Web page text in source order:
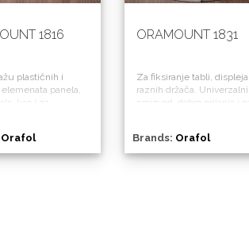
1816
plastičnih i
panela,
kao i za
znakove, držače
Orafol
ORAMOUNT 1831
Za fiksiranje tabli, displeja
raznih držača. Univerzalni
proizvod, dobro prijanja i na
Brands: Orafol